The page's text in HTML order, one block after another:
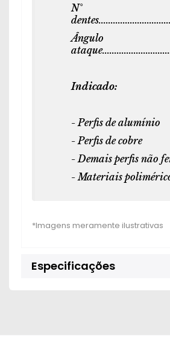
N°
Ângulo
Indicado:
- Perfis de alumínio
- Perfis de cobre
- Demais perfis não
- Materiais
Especificações